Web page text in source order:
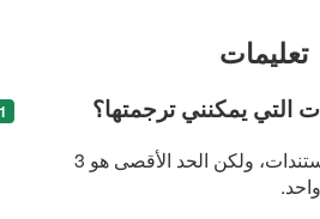
تعليمات
التي يمكنني ترجمتها؟
يمكن ترجمة عدة مستندات، ولكن الحد الأقصى هو 3